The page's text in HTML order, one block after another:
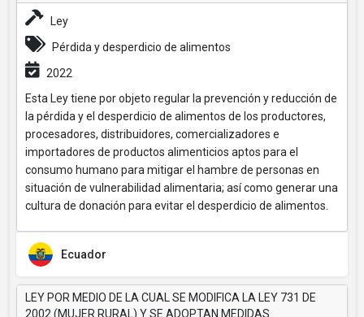
Ley
Pérdida y desperdicio de alimentos
2022
Esta Ley tiene por objeto regular la prevención y reducción de
la pérdida y el desperdicio de alimentos de los productores,
procesadores, distribuidores, comercializadores e
importadores de productos alimenticios aptos para el
consumo humano para mitigar el hambre de personas en
situación de vulnerabilidad alimentaria; así como generar una
cultura de donación para evitar el desperdicio de alimentos.
Ecuador
LEY POR MEDIO DE LA CUAL SE MODIFICA LA LEY 731 DE
2002 (MUJER RURAL) Y SE ADOPTAN MEDIDAS